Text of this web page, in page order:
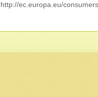
http://ec.europa.eu/